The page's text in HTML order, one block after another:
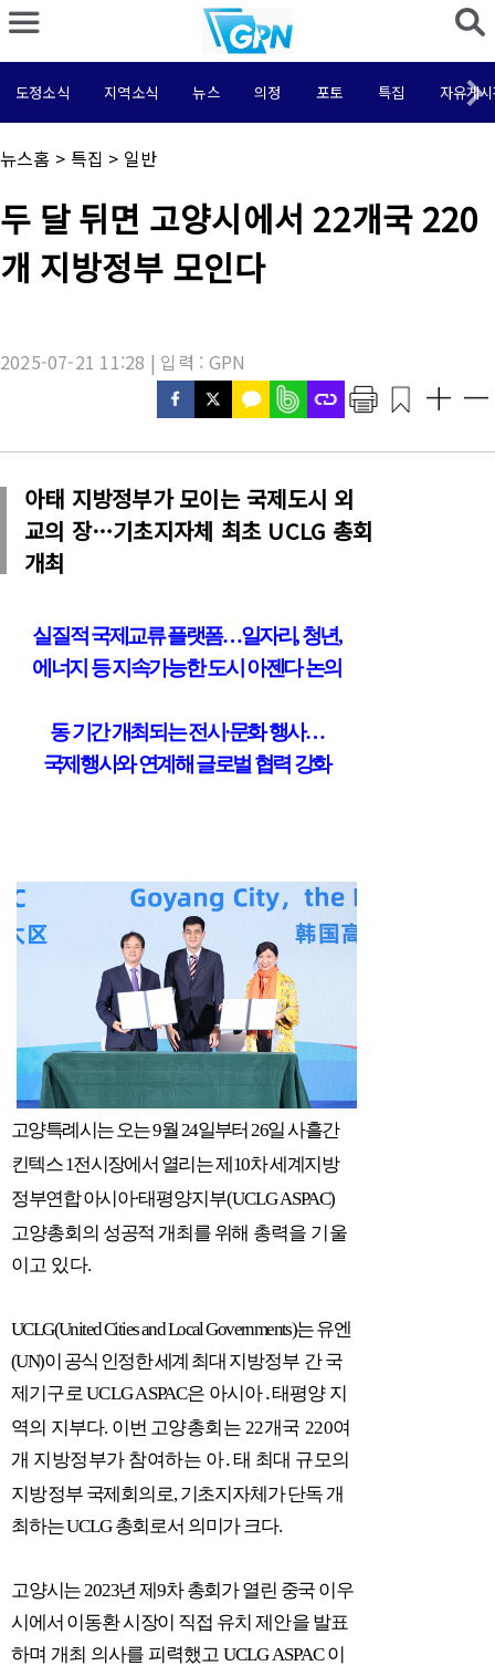
도정소식 지역소식 뉴스 의정 포토 특집 자유게
채
널
뉴스홈 > 특집 > 일반
기
사
목
:
두 달 뒤면 고양시에서 22개국 220
개 지방정부 모인다
2025-07-21 11:28 | 입력 : GPN
아태 지방정부가 모이는 국제도시 외
교의 장…기초지자체 최초 UCLG 총회
개최
실질적 국제교류 플랫폼…일자리,청년,
에너지 등 지속가능한 도시 아젠다 논의
동 기간 개최되는 전시 ·문화 행사…
국제행사와 연계해 글로벌 협력 강화
고양특례시는 오는9월24일부터26일 사흘간
킨텍스1전시장에서 열리는제10차 세계지방
정부연합 아시아·태평양지부(UCLG ASPAC)
고양총회의 성공적 개최를 위해 총력을 기울
이고 있다.
UCLG(United Cities and Local Governments)는 유엔
(UN)이 공식 인정한 세계 최대 지방정부 간 국
제기구로UCLG ASPAC은 아시아․태평양 지
역의 지부다. 이번 고양총회는22개국 220여
개 지방정부가 참여하는 아․태 최대 규모의
지방정부 국제회의로,기초지자체가 단독 개
최하는UCLG총회로서 의미가 크다.
고양시는2023년 제9차 총회가 열린 중국 이우
시에서 이동환 시장이 직접 유치 제안을 발표
하며 개최 의사를 피력했고 UCLG ASPAC이